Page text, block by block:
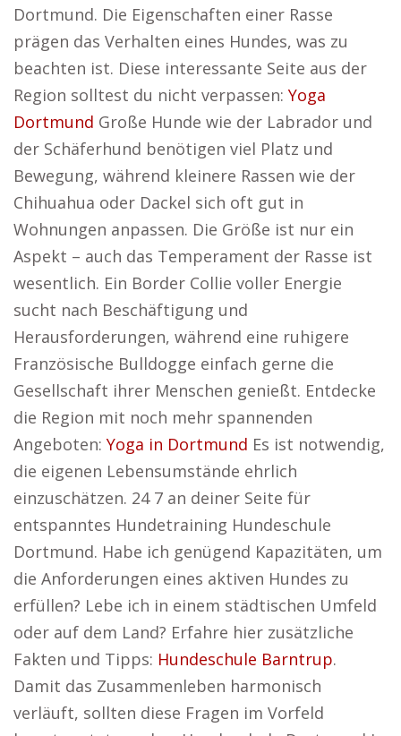
Dortmund. Die Eigenschaften einer Rasse
prägen das Verhalten eines Hundes, was zu
beachten ist. Diese interessante Seite aus der
Region solltest du nicht verpassen: Yoga
Dortmund Große Hunde wie der Labrador und
der Schäferhund benötigen viel Platz und
Bewegung, während kleinere Rassen wie der
Chihuahua oder Dackel sich oft gut in
Wohnungen anpassen. Die Größe ist nur ein
Aspekt – auch das Temperament der Rasse ist
wesentlich. Ein Border Collie voller Energie
sucht nach Beschäftigung und
Herausforderungen, während eine ruhigere
Französische Bulldogge einfach gerne die
Gesellschaft ihrer Menschen genießt. Entdecke
die Region mit noch mehr spannenden
Angeboten: Yoga in Dortmund Es ist notwendig,
die eigenen Lebensumstände ehrlich
einzuschätzen. 24 7 an deiner Seite für
entspanntes Hundetraining Hundeschule
Dortmund. Habe ich genügend Kapazitäten, um
die Anforderungen eines aktiven Hundes zu
erfüllen? Lebe ich in einem städtischen Umfeld
oder auf dem Land? Erfahre hier zusätzliche
Fakten und Tipps: Hundeschule Barntrup.
Damit das Zusammenleben harmonisch
verläuft, sollten diese Fragen im Vorfeld